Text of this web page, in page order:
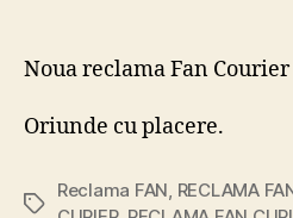
Noua reclama Fan Courier
Oriunde cu placere.
Tags
Reclama FAN RECLAMA